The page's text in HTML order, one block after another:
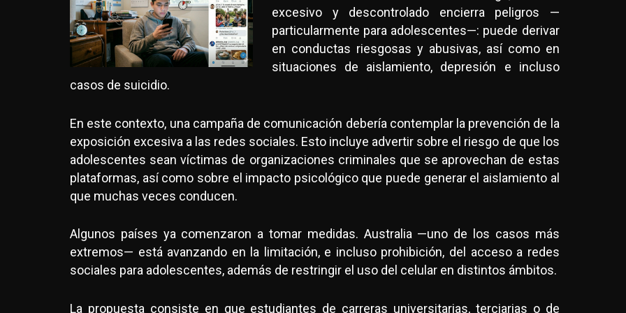
excesivo y descontrolado encierra peligros —
particularmente para adolescentes—: puede derivar
en conductas riesgosas y abusivas, así como en
situaciones de aislamiento, depresión e incluso
casos de suicidio.
En este contexto, una campaña de comunicación debería contemplar la prevención de la
exposición excesiva a las redes sociales. Esto incluye advertir sobre el riesgo de que los
adolescentes sean víctimas de organizaciones criminales que se aprovechan de estas
plataformas, así como sobre el impacto psicológico que puede generar el aislamiento al
que muchas veces conducen.
Algunos países ya comenzaron a tomar medidas. Australia —uno de los casos más
extremos— está avanzando en la limitación, e incluso prohibición, del acceso a redes
sociales para adolescentes, además de restringir el uso del celular en distintos ámbitos.
La propuesta consiste en que estudiantes de carreras universitarias, terciarias o de